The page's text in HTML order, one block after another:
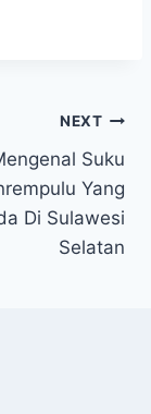
NEXT
Suku
Yang
Di Sulawesi
Selatan